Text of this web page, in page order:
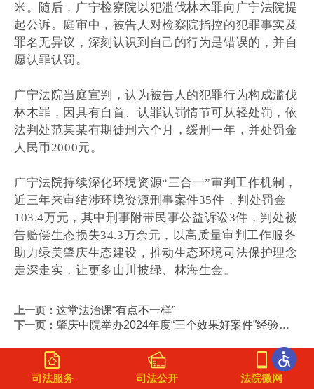
米。随后，广宁检察院以犯滥伐林木罪向广宁法院提
起公诉。庭审中，被告人对检察院指控的犯罪事实及
罪名无异议，深刻认识到自己的行为是错误的，并自
愿认罪认罚。
广宁法院当庭宣判，认为被告人的犯罪行为构成滥伐
林木罪，因具有自首、认罪认罚情节可从轻处罚，依
法判处范某某有期徒刑六个月，缓刑一年，并处罚金
人民币2000元。
广宁法院持续深化环境资源“三合一”审判工作机制，
近三年来审结涉环境资源刑事案件35件，判处罚金
103.4万元，其中刑事附带民事公益诉讼3件，判处被
告赔偿生态损失34.3万余元，以高质量审判工作服务
助力绿美肇庆生态建设，推动生态环境司法保护理念
走深走实，让更多山川披绿、林海生金。
上一页：这堂法治课“有点不一样”
下一页： 肇庆中院举办2024年度“三个效果好案件”经验分享会
司法服务 司法公开 法院微网